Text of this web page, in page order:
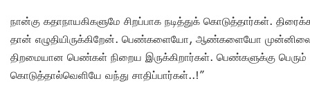
நான்கு கதாநாயகிகளுமே சிறப்பாக நடித்துக் கொடுத்தார்கள்.
தான் எழுதியிருக்கிறேன். பெண்களையோ, ஆண்களையோ
திறமையான பெண்கள் நிறைய இருக்கிறார்கள். பெண்களுக்கு பெரும்
கொடுத்தால்வெளியே வந்து சாதிப்பார்கள்..!”